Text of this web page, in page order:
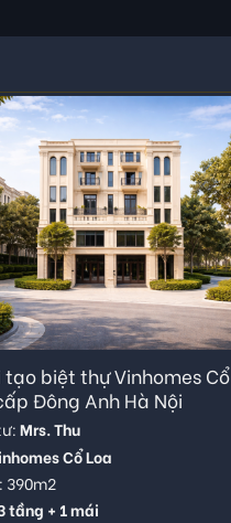
tạo biệt thự Vinhomes Cổ
Đông Anh Hà Nội
Mrs. Thu
Cổ Loa
tầng + 1 mái